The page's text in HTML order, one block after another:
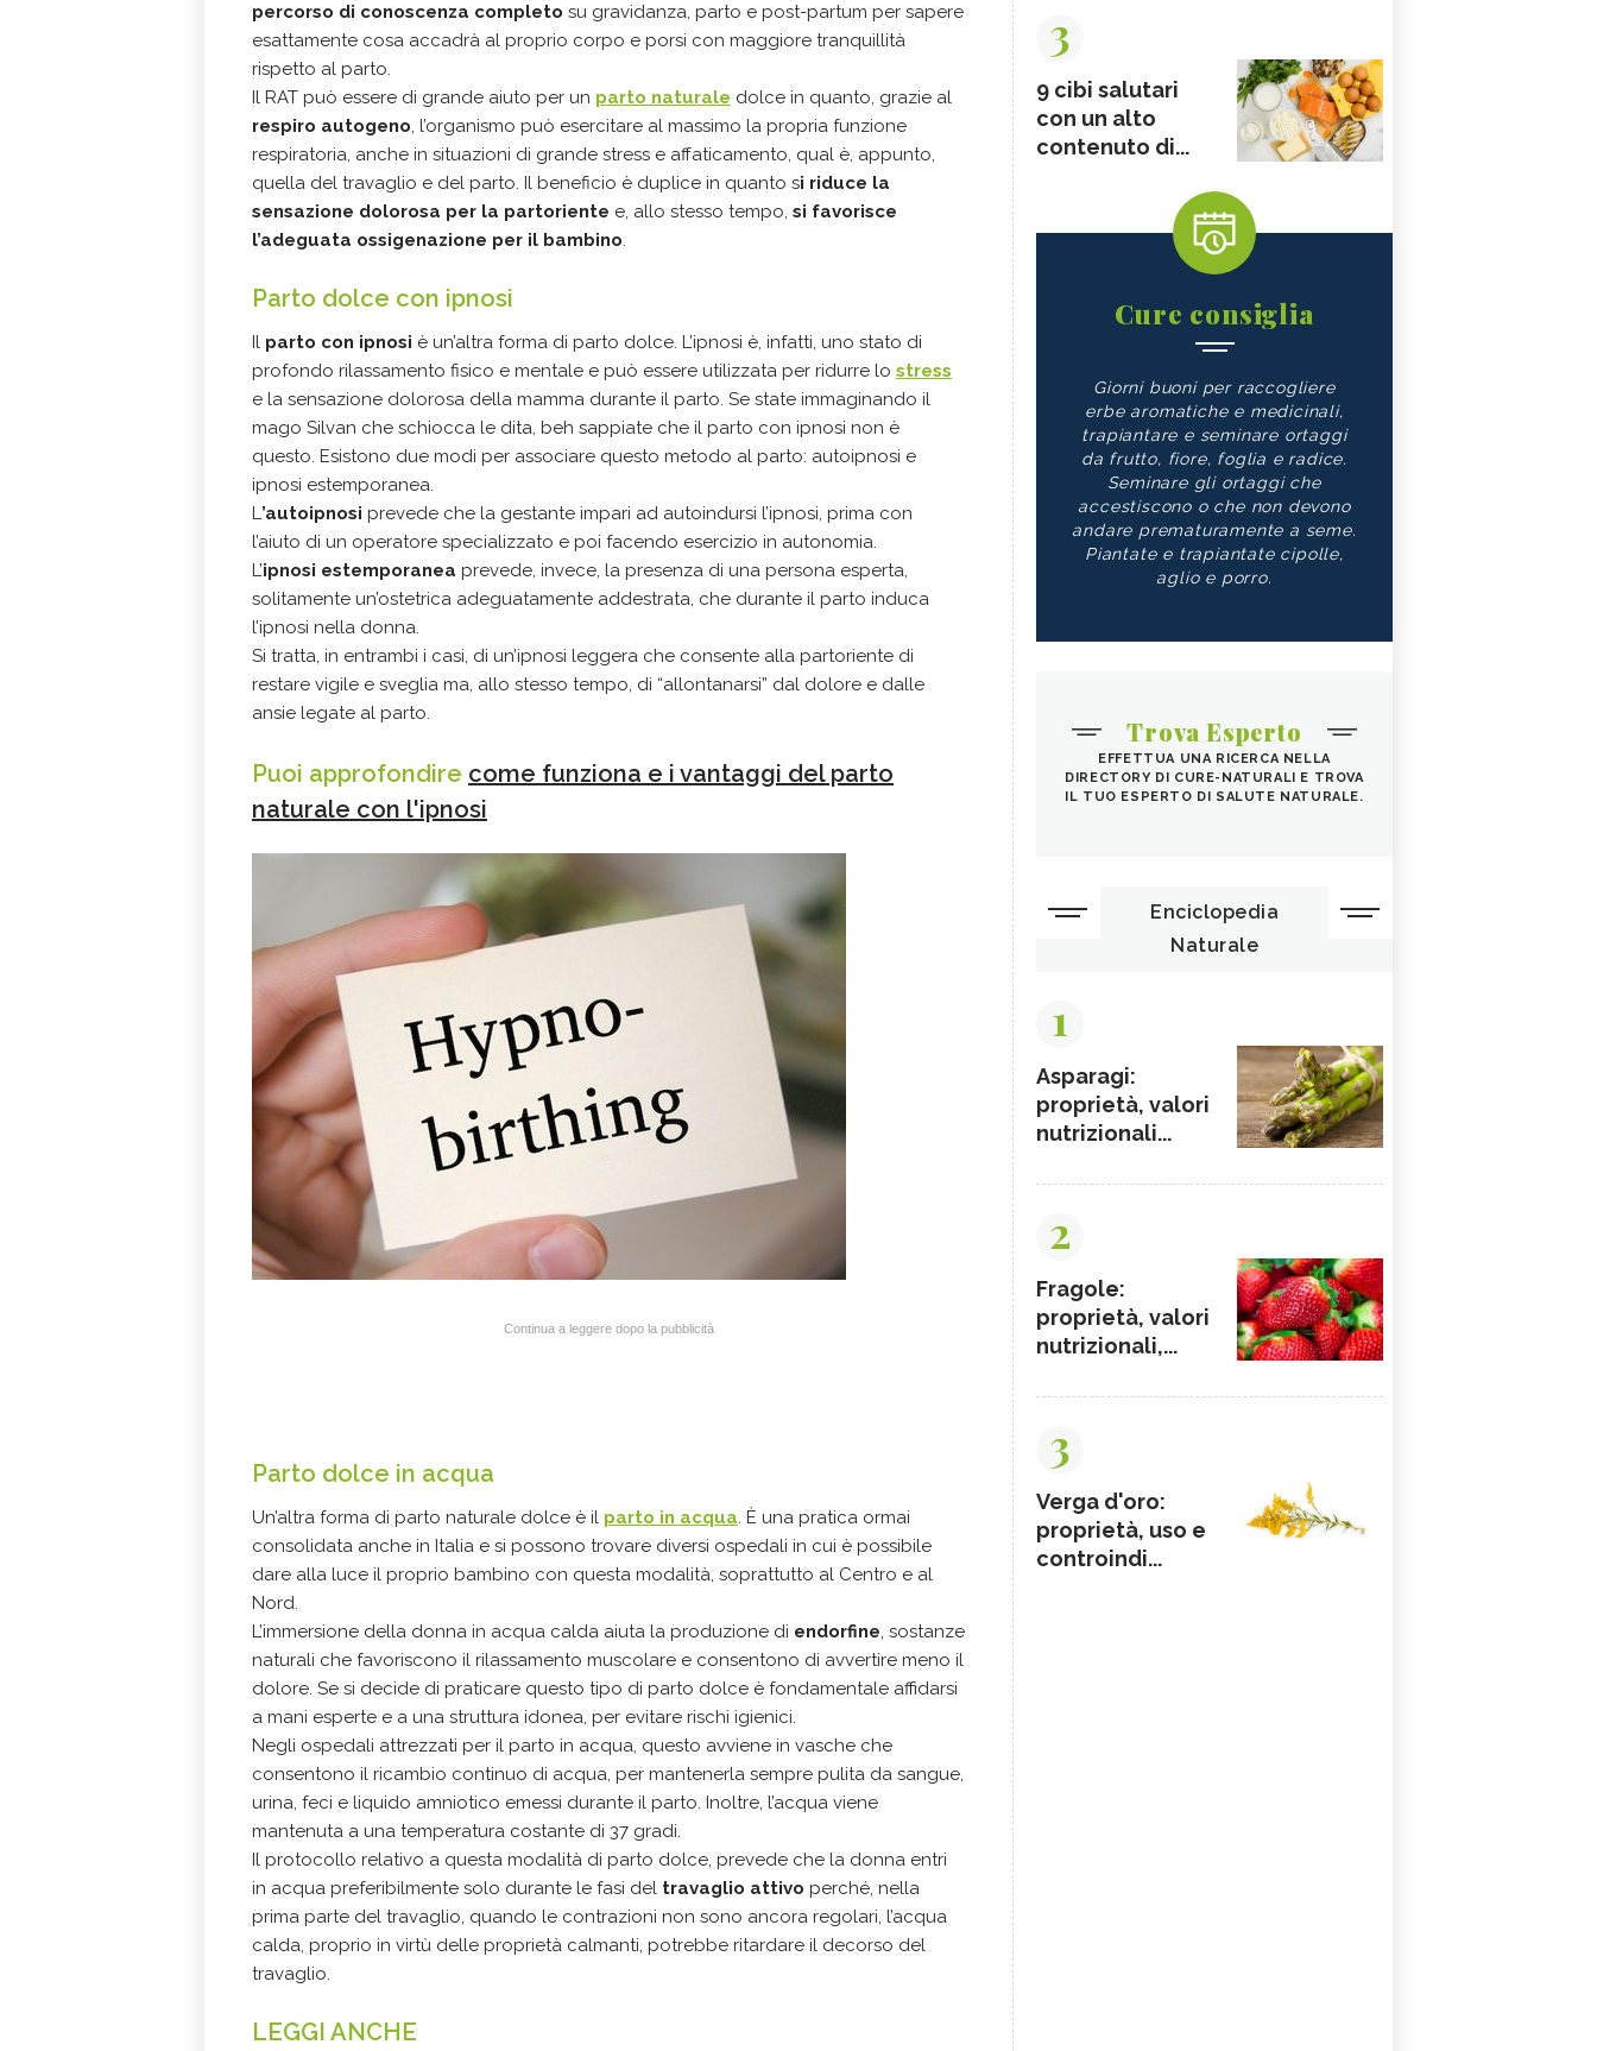
percorso di conoscenza completo su gravidanza, parto e post-partum per sapere
esattamente cosa accadrà al proprio corpo e porsi con maggiore tranquillità
rispetto al parto.
Il RAT può essere di grande aiuto per un parto naturale dolce in quanto, grazie al
respiro autogeno, l’organismo può esercitare al massimo la propria funzione
respiratoria, anche in situazioni di grande stress e affaticamento, qual è, appunto,
quella del travaglio e del parto. Il beneficio è duplice in quanto si riduce la
sensazione dolorosa per la partoriente e, allo stesso tempo, si favorisce
l’adeguata ossigenazione per il bambino.
Parto dolce con ipnosi
Il parto con ipnosi è un’altra forma di parto dolce. L’ipnosi è, infatti, uno stato di
profondo rilassamento fisico e mentale e può essere utilizzata per ridurre lo stress
e la sensazione dolorosa della mamma durante il parto. Se state immaginando il
mago Silvan che schiocca le dita, beh sappiate che il parto con ipnosi non è
questo. Esistono due modi per associare questo metodo al parto: autoipnosi e
ipnosi estemporanea.
L’autoipnosi prevede che la gestante impari ad autoindursi l’ipnosi, prima con
l’aiuto di un operatore specializzato e poi facendo esercizio in autonomia.
L’ipnosi estemporanea prevede, invece, la presenza di una persona esperta,
solitamente un’ostetrica adeguatamente addestrata, che durante il parto induca
l’ipnosi nella donna.
Si tratta, in entrambi i casi, di un’ipnosi leggera che consente alla partoriente di
restare vigile e sveglia ma, allo stesso tempo, di “allontanarsi” dal dolore e dalle
ansie legate al parto.
Puoi approfondire come funziona e i vantaggi del parto
naturale con l'ipnosi
Continua a leggere dopo la pubblicità
Parto dolce in acqua
Un’altra forma di parto naturale dolce è il parto in acqua. È una pratica ormai
consolidata anche in Italia e si possono trovare diversi ospedali in cui è possibile
dare alla luce il proprio bambino con questa modalità, soprattutto al Centro e al
Nord.
L’immersione della donna in acqua calda aiuta la produzione di endorfine, sostanze
naturali che favoriscono il rilassamento muscolare e consentono di avvertire meno il
dolore. Se si decide di praticare questo tipo di parto dolce è fondamentale affidarsi
a mani esperte e a una struttura idonea, per evitare rischi igienici.
Negli ospedali attrezzati per il parto in acqua, questo avviene in vasche che
consentono il ricambio continuo di acqua, per mantenerla sempre pulita da sangue,
urina, feci e liquido amniotico emessi durante il parto. Inoltre, l’acqua viene
mantenuta a una temperatura costante di 37 gradi.
Il protocollo relativo a questa modalità di parto dolce, prevede che la donna entri
in acqua preferibilmente solo durante le fasi del travaglio attivo perché, nella
prima parte del travaglio, quando le contrazioni non sono ancora regolari, l’acqua
calda, proprio in virtù delle proprietà calmanti, potrebbe ritardare il decorso del
travaglio.
LEGGI ANCHE
3
9 cibi salutari
con un alto
contenuto di...
Cure consiglia
Giorni buoni per raccogliere
erbe aromatiche e medicinali,
trapiantare e seminare ortaggi
da frutto, fiore, foglia e radice.
Seminare gli ortaggi che
accestiscono o che non devono
andare prematuramente a seme.
Piantate e trapiantate cipolle,
aglio e porro.
Trova Esperto
EFFETTUA UNA RICERCA NELLA
DIRECTORY DI CURE-NATURALI E TROVA
IL TUO ESPERTO DI SALUTE NATURALE.
Enciclopedia
Naturale
1
Asparagi:
proprietà, valori
nutrizionali...
2
Fragole:
proprietà, valori
nutrizionali,...
3
Verga d'oro:
proprietà, uso e
controindi...